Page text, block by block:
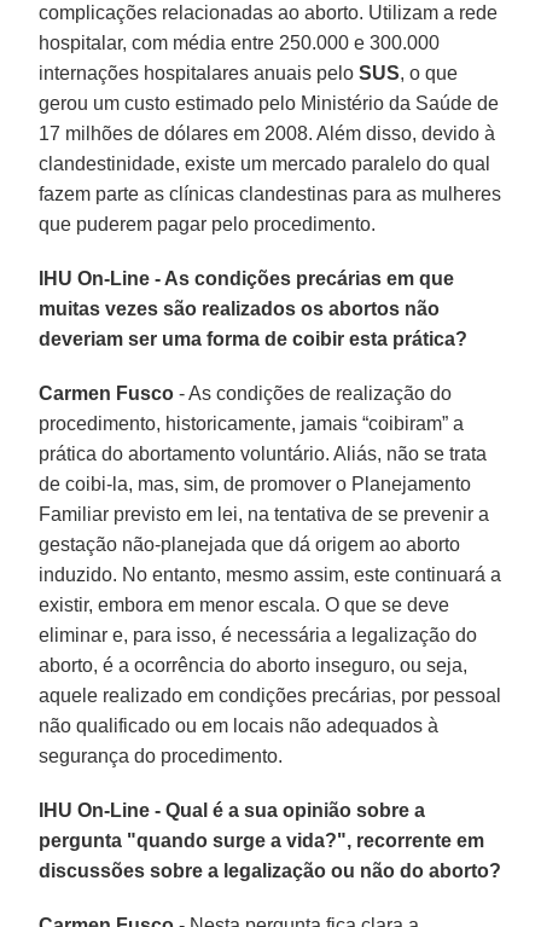
complicações relacionadas ao aborto. Utilizam a rede
hospitalar, com média entre 250.000 e 300.000
internações hospitalares anuais peloSUS, o que
gerou um custo estimado pelo Ministério da Saúde de
17 milhões de dólares em 2008. Além disso, devido à
clandestinidade, existe um mercado paralelo do qual
fazem parte as clínicas clandestinas para as mulheres
que puderem pagar pelo procedimento.
IHU On-Line - As condições precárias em que
muitas vezes são realizados os abortos não
deveriam ser uma forma de coibir esta prática?
Carmen Fusco - As condições de realização do
procedimento, historicamente, jamais “coibiram” a
prática do abortamento voluntário. Aliás, não se trata
de coibi-la, mas, sim, de promover o Planejamento
Familiar previsto em lei, na tentativa de se prevenir a
gestação não-planejada que dá origem ao aborto
induzido. No entanto, mesmo assim, este continuará a
existir, embora em menor escala. O que se deve
eliminar e, para isso, é necessária a legalização do
aborto, é a ocorrência do aborto inseguro, ou seja,
aquele realizado em condições precárias, por pessoal
não qualificado ou em locais não adequados à
segurança do procedimento.
IHU On-Line - Qual é a sua opinião sobre a
pergunta "quando surge a vida?", recorrente em
discussões sobre a legalização ou não do aborto?